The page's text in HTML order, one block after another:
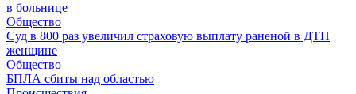
в больнице
Общество
Суд в 800 раз увеличил страховую выплату раненой в ДТП
женщине
Общество
БПЛА сбиты над областью